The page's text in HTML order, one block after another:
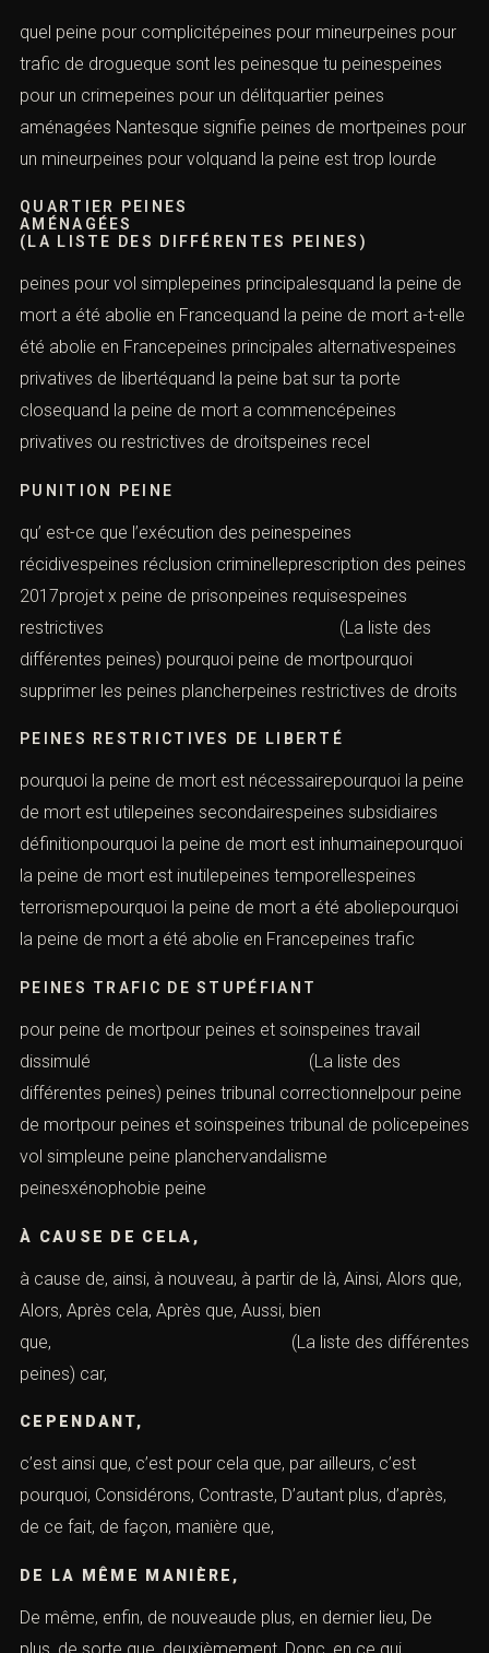
quel peine pour complicitépeines pour mineurpeines pour
trafic de drogueque sont les peinesque tu peinespeines
pour un crimepeines pour un délitquartier peines
aménagées Nantesque signifie peines de mortpeines pour
un mineurpeines pour volquand la peine est trop lourde
QUARTIER PEINES
AMÉNAGÉES
(LA LISTE DES DIFFÉRENTES PEINES)
peines pour vol simplepeines principalesquand la peine de
mort a été abolie en Francequand la peine de mort a-t-elle
été abolie en Francepeines principales alternativespeines
privatives de libertéquand la peine bat sur ta porte
closequand la peine de mort a commencépeines
privatives ou restrictives de droitspeines recel
PUNITION PEINE
qu’ est-ce que l’exécution des peinespeines
récidivespeines réclusion criminelleprescription des peines
2017projet x peine de prisonpeines requisespeines
restrictives (La liste des
différentes peines) pourquoi peine de mortpourquoi
supprimer les peines plancherpeines restrictives de droits
PEINES RESTRICTIVES DE LIBERTÉ
pourquoi la peine de mort est nécessairepourquoi la peine
de mort est utilepeines secondairespeines subsidiaires
définitionpourquoi la peine de mort est inhumainepourquoi
la peine de mort est inutilepeines temporellespeines
terrorismepourquoi la peine de mort a été aboliepourquoi
la peine de mort a été abolie en Francepeines trafic
PEINES TRAFIC DE STUPÉFIANT
pour peine de mortpour peines et soinspeines travail
dissimulé (La liste des
différentes peines) peines tribunal correctionnelpour peine
de mortpour peines et soinspeines tribunal de policepeines
vol simpleune peine planchervandalisme
peinesxénophobie peine
À CAUSE DE CELA,
à cause de, ainsi, à nouveau, à partir de là, Ainsi, Alors que,
Alors, Après cela, Après que, Aussi, bien
que, (La liste des différentes
peines) car,
CEPENDANT,
c’est ainsi que, c’est pour cela que, par ailleurs, c’est
pourquoi, Considérons, Contraste, D’autant plus, d’après,
de ce fait, de façon, manière que,
DE LA MÊME MANIÈRE,
De même, enfin, de nouveaude plus, en dernier lieu, De